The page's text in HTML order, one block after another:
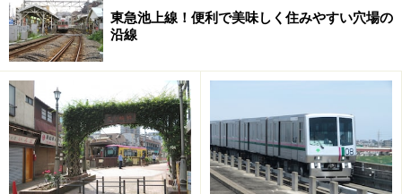
東急池上線！便利で美味しく住みやすい穴場の
沿線